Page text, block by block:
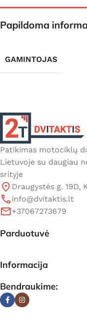
Papildoma
GAMINTOJAS
Patikimas motociklų
Lietuvoje su daugiau
srityje
Draugystės g. 19D,
info@dvitaktis.lt
+37067273679
Parduotuvė
Informacija
Bendraukime: